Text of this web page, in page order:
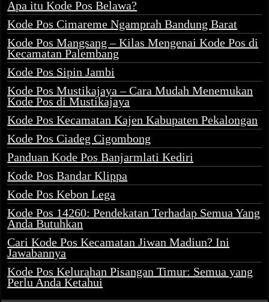
Apa itu Kode Pos Belawa?
Kode Pos Cimareme Ngamprah Bandung Barat
Kode Pos Mangsang – Kilas Mengenai Kode Pos di
Kecamatan Palembang
Kode Pos Sipin Jambi
Kode Pos Mustikajaya – Cara Mudah Menemukan
Kode Pos di Mustikajaya
Kode Pos Kecamatan Kajen Kabupaten Pekalongan
Kode Pos Ciadeg Cigombong
Panduan Kode Pos Banjarmlati Kediri
Kode Pos Bandar Klippa
Kode Pos Kebon Lega
Kode Pos 14260: Pendekatan Terhadap Semua Yang
Anda Butuhkan
Cari Kode Pos Kecamatan Jiwan Madiun? Ini
Jawabannya
Kode Pos Kelurahan Pisangan Timur: Semua yang
Perlu Anda Ketahui